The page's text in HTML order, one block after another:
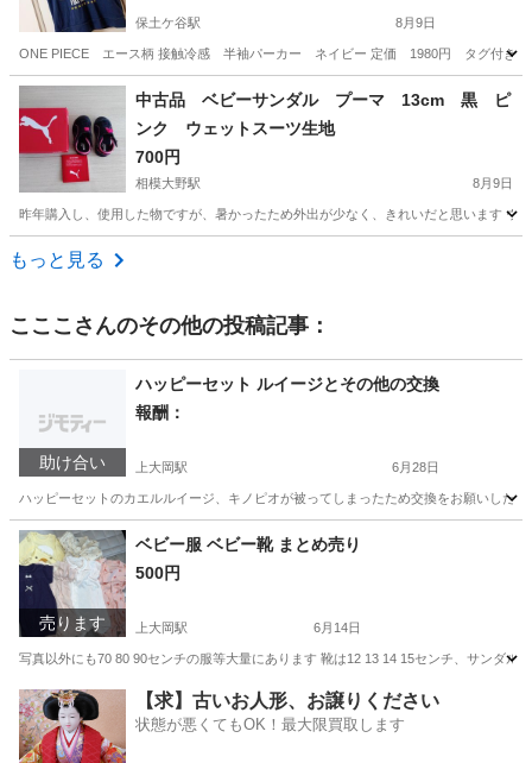
保土ケ谷駅 8月9日
ONE PIECE エース柄 接触冷感 半袖パーカー ネイビー 定価 1980円 タグ付き
神奈川 横浜市 保土ケ谷駅 キッズ用品
中古品 ベビーサンダル プーマ 13cm 黒 ピ
ンク ウェットスーツ生地
700円
相模大野駅 8月9日
昨年購入し、使用した物ですが、暑かったため外出が少なく、きれいだと思います
神奈川 相模原市
もっと見る
こここ さんのその他の投稿記事：
助け合い
ハッピーセット ルイージとその他の交換
報酬：
上大岡駅 6月28日
ハッピーセットのカエルルイージ、キノピオが被ってしまったため交換をお願いした
神奈川 横浜市 上大岡駅 交換したい
売ります
ベビー服 ベビー靴 まとめ売り
500円
上大岡駅 6月14日
写真以外にも70 80 90センチの服等大量にあります 靴は12 13 14 15センチ、サンダ
神奈川 上大岡駅 ベビー用品 ベビー
【求】古いお人形、お譲りください
状態が悪くてもOK！最大限買取します